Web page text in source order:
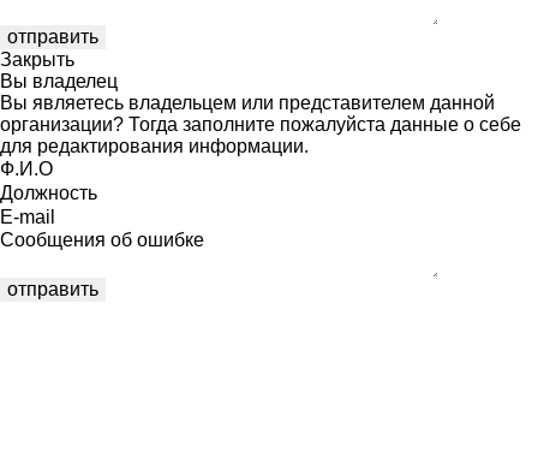
Закрыть
Вы владелец
Вы являетесь владельцем или представителем данной
организации? Тогда заполните пожалуйста данные о себе
для редактирования информации.
Ф.И.О
Должность
E-mail
Сообщения об ошибке